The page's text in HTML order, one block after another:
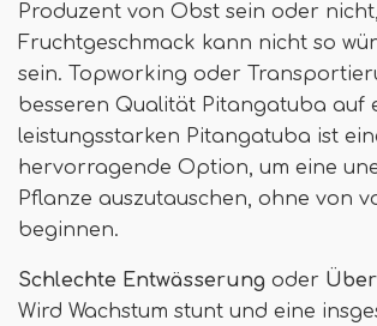
Produzent von Obst sein oder
Fruchtgeschmack kann nicht so
sein. Topworking oder
besseren Qualität Pitangatuba auf
leistungsstarken Pitangatuba ist
hervorragende Option, um eine
Pflanze auszutauschen, ohne von
beginnen.
Schlechte Entwässerung oder
Wird Wachstum stunt und eine